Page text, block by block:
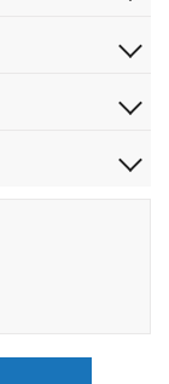
）／DTS-HD
みﾄﾞﾙﾋﾞｰﾃﾞｼﾞﾀﾙ
静止画）
ディオコメンタ
ぇまれVer.】
（ランカ・リ
智和（レオン・
日常は、今大き
イロットとして
がふたりの少女
ジュラ」にまつ
を狙う者たちの
橋幸雄、阿保孝
、高橋裕一／メ
リーデザイン：
／美術設定：平
葉昌宏／メカニ
ル・ブラン：神
・クラン：豊口
ス・オコナー：